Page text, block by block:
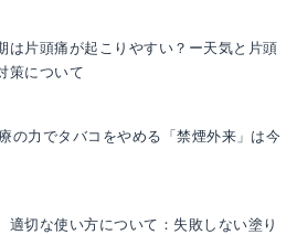
は片頭痛が起こりやすい？ー天気と片頭
策について
の力でタバコをやめる「禁煙外来」は今
適切な使い方について：失敗しない塗り